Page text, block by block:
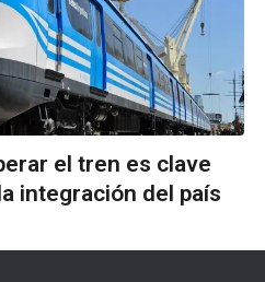
el tren es clave
integración del país